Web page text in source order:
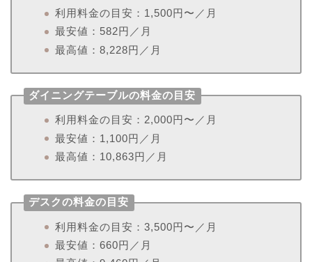
利用料金の目安：1,500円〜／月
最安値：582円／月
最高値：8,228円／月
ダイニングテーブルの料金の目安
利用料金の目安：2,000円〜／月
最安値：1,100円／月
最高値：10,863円／月
デスクの料金の目安
利用料金の目安：3,500円〜／月
最安値：660円／月